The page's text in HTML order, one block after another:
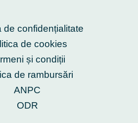
de confidențialitate
de cookies
și condiții
de rambursări
ANPC
ODR